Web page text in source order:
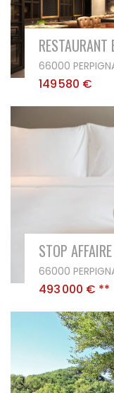
RESTAURANT
66000
149 580 €
66000
493 000 € **